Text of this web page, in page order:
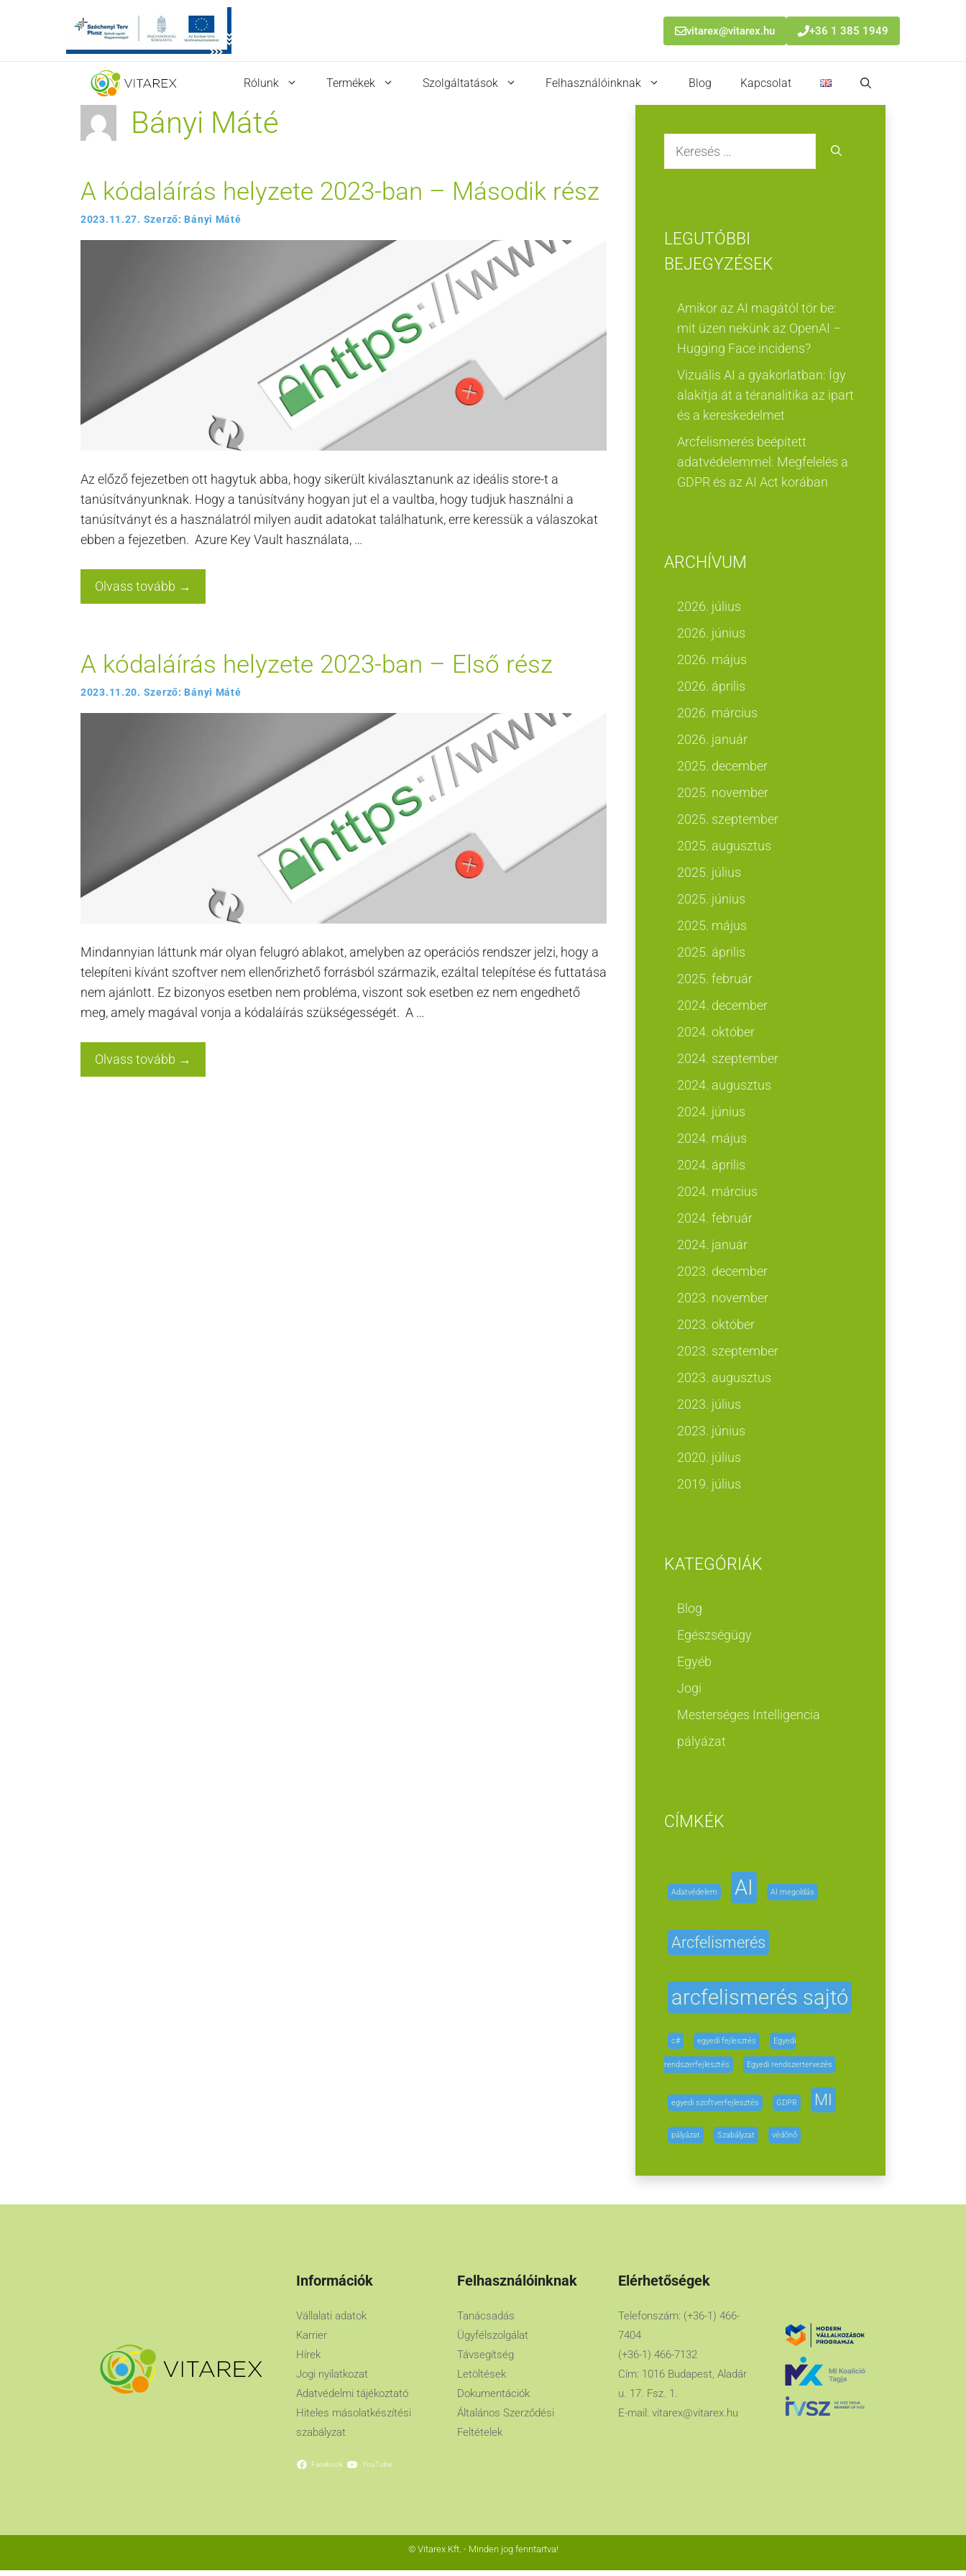
vitarex@vitarex.hu +36 1 385 1949
Rólunk Termékek Szolgáltatások Felhasználóinknak Blog Kapcsolat
Bányi Máté
A kódaláírás helyzete 2023-ban – Második rész
2023.11.27. Szerző: Bányi Máté
Az előző fejezetben ott hagytuk abba, hogy sikerült kiválasztanunk az ideális store-t a
tanúsítványunknak. Hogy a tanúsítvány hogyan jut el a vaultba, hogy tudjuk használni a
tanúsítványt és a használatról milyen audit adatokat találhatunk, erre keressük a válaszokat
ebben a fejezetben. Azure Key Vault használata, …
Olvass tovább →
A kódaláírás helyzete 2023-ban – Első rész
2023.11.20. Szerző: Bányi Máté
Mindannyian láttunk már olyan felugró ablakot, amelyben az operációs rendszer jelzi, hogy a
telepíteni kívánt szoftver nem ellenőrizhető forrásból származik, ezáltal telepítése és futtatása
nem ajánlott. Ez bizonyos esetben nem probléma, viszont sok esetben ez nem engedhető
meg, amely magával vonja a kódaláírás szükségességét. A …
Olvass tovább →
LEGUTÓBBI
BEJEGYZÉSEK
Amikor az AI magától tör be:
mit üzen nekünk az OpenAI –
Hugging Face incidens?
Vizuális AI a gyakorlatban: Így
alakítja át a téranalitika az ipart
és a kereskedelmet
Arcfelismerés beépített
adatvédelemmel: Megfelelés a
GDPR és az AI Act korában
ARCHÍVUM
2026. július
2026. június
2026. május
2026. április
2026. március
2026. január
2025. december
2025. november
2025. szeptember
2025. augusztus
2025. július
2025. június
2025. május
2025. április
2025. február
2024. december
2024. október
2024. szeptember
2024. augusztus
2024. június
2024. május
2024. április
2024. március
2024. február
2024. január
2023. december
2023. november
2023. október
2023. szeptember
2023. augusztus
2023. július
2023. június
2020. július
2019. július
KATEGÓRIÁK
Blog
Egészségügy
Egyéb
Jogi
Mesterséges Intelligencia
pályázat
CÍMKÉK
Adatvédelem AI AI megoldás
Arcfelismerés
arcfelismerés sajtó
c# egyedi fejlesztés Egyedi
rendszerfejlesztés Egyedi rendszertervezés
egyedi szoftverfejlesztés GDPR MI
pályázat Szabályzat védőnő
Információk
Vállalati adatok
Karrier
Hírek
Jogi nyilatkozat
Adatvédelmi tájékoztató
Hiteles másolatkészítési
szabályzat
Facebook YouTube
Felhasználóinknak
Tanácsadás
Ügyfélszolgálat
Távsegítség
Letöltések
Dokumentációk
Általános Szerződési
Feltételek
Elérhetőségek
Telefonszám: (+36-1) 466-
7404
(+36-1) 466-7132
Cím: 1016 Budapest, Aladár
u. 17. Fsz. 1.
E-mail: vitarex@vitarex.hu
© Vitarex Kft. - Minden jog fenntartva!